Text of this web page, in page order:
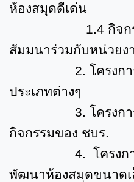
ห้องสมุดดีเด่น
1.4 กิจ
สัมมนาร่วมกับหน่วยง
2. โครงก
ประเภทต่างๆ
3. โครงก
กิจกรรมของ ชบร.
4. โครง
พัฒนาห้องสมุดขนาดเ